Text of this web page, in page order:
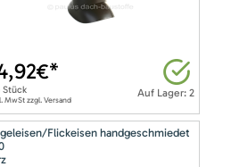
Auf Lager: 2
€*
Stück
MwSt zzgl. Versand
Flickeisen handgeschmiedet